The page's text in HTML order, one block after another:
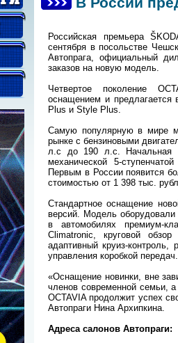
Российская премьера
сентября в посольстве
Автопрага, официальный
заказов на новую модель.
Четвертое поколение
оснащением и предлагается
Plus и Style Plus.
Самую популярную в мире
рынке с бензиновыми
л.с до 190 л.с. Начальная
механической 5-
Первым в России появится
стоимостью от 1 398 тыс.
Стандартное оснащение
версий. Модель
в автомобилях премиум-
Climatronic, круговой
адаптивный круиз-
управления коробкой передач.
«Оснащение новинки, вне
членов современной семьи,
OCTAVIA продолжит успех
Автопраги Нина Архипкина.
Адреса салонов Автопраги: